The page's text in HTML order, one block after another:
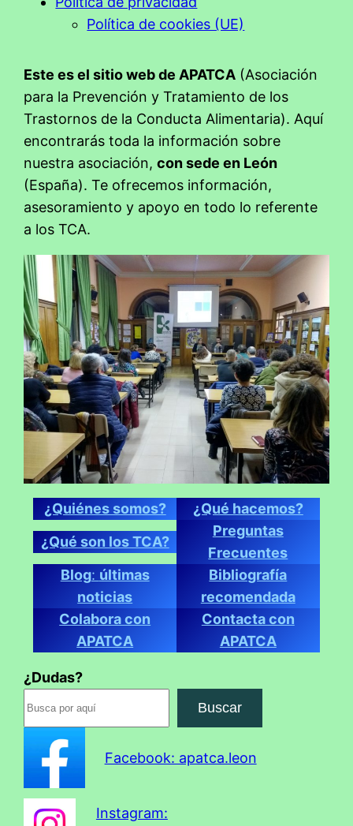
Política de cookies (UE)
Este es el sitio web de APATCA (Asociación
para la Prevención y Tratamiento de los
Trastornos de la Conducta Alimentaria). Aquí
encontrarás toda la información sobre
nuestra asociación,con sede en León
(España). Te ofrecemos información,
asesoramiento y apoyo en todo lo referente
a los TCA.
¿Quiénes somos?
¿Qué hacemos?
¿Qué son los TCA?
Preguntas
Frecuentes
Blog: últimas
noticias
Bibliografía
recomendada
Colabora con
APATCA
Contacta con
APATCA
¿Dudas?
Buscar
Facebook: apatca.leon
Instagram: